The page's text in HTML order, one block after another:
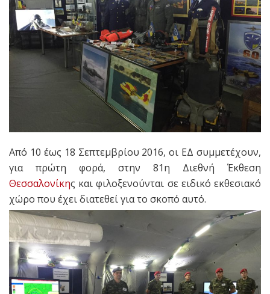
Από 10 έως 18 Σεπτεμβρίου 2016, οι ΕΔ συμμετέχουν,
για πρώτη φορά, στην 81η Διεθνή Έκθεση
Θεσσαλονίκης και φιλοξενούνται σε ειδικό εκθεσιακό
χώρο που έχει διατεθεί για το σκοπό αυτό.